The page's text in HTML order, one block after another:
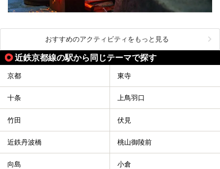
おすすめのアクティビティをもっと見る
近鉄京都線の駅から同じテーマで探す
京都 東寺
十条 上鳥羽口
竹田 伏見
近鉄丹波橋 桃山御陵前
向島 小倉